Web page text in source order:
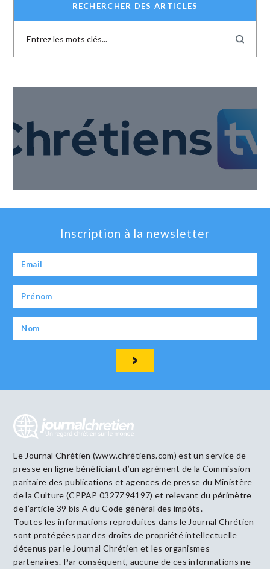
RECHERCHER DES ARTICLES
Inscription à la newsletter
Le Journal Chrétien (www.chrétiens.com) est un service de
presse en ligne bénéficiant d’un agrément de la Commission
paritaire des publications et agences de presse du Ministère
de la Culture (CPPAP 0327Z94197) et relevant du périmètre
de l’article 39 bis A du Code général des impôts.
Toutes les informations reproduites dans le Journal Chrétien
sont protégées par des droits de propriété intellectuelle
détenus par le Journal Chrétien et les organismes
partenaires. Par conséquent, aucune de ces informations ne